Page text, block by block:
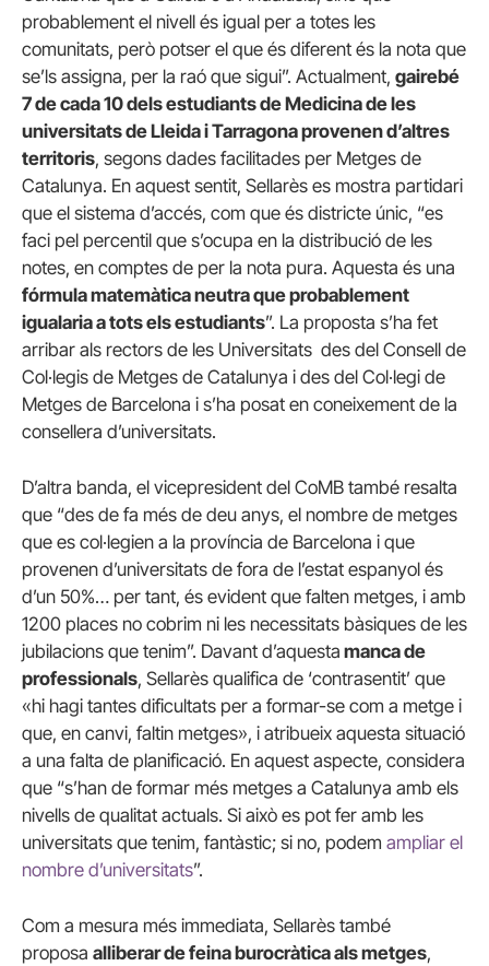
probablement el nivell és igual per a totes les
comunitats, però potser el que és diferent és la nota que
se’ls assigna, per la raó que sigui”. Actualment, gairebé
7 de cada 10 dels estudiants de Medicina de les
universitats de Lleida i Tarragona provenen d’altres
territoris, segons dades facilitades per Metges de
Catalunya. En aquest sentit, Sellarès es mostra partidari
que el sistema d’accés, com que és districte únic, “es
faci pel percentil que s’ocupa en la distribució de les
notes, en comptes de per la nota pura. Aquesta és una
fórmula matemàtica neutra que probablement
igualaria a tots els estudiants”. La proposta s’ha fet
arribar als rectors de les Universitats des del Consell de
Col·legis de Metges de Catalunya i des del Col·legi de
Metges de Barcelona i s’ha posat en coneixement de la
consellera d’universitats.
D’altra banda, el vicepresident del CoMB també resalta
que “des de fa més de deu anys, el nombre de metges
que es col·legien a la província de Barcelona i que
provenen d’universitats de fora de l’estat espanyol és
d’un 50%… per tant, és evident que falten metges, i amb
1200 places no cobrim ni les necessitats bàsiques de les
jubilacions que tenim”. Davant d’aquesta manca de
professionals, Sellarès qualifica de ‘contrasentit’ que
«hi hagi tantes dificultats per a formar-se com a metge i
que, en canvi, faltin metges», i atribueix aquesta situació
a una falta de planificació. En aquest aspecte, considera
que “s’han de formar més metges a Catalunya amb els
nivells de qualitat actuals. Si això es pot fer amb les
universitats que tenim, fantàstic; si no, podem ampliar el
nombre d’universitats”.
Com a mesura més immediata, Sellarès també
proposa alliberar de feina burocràtica als metges,